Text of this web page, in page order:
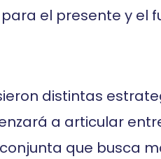
el presente y el
distintas
a articular
que busca